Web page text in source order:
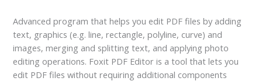
Advanced program that helps you edit PDF files by adding
text, graphics (e.g. line, rectangle, polyline, curve) and
images, merging and splitting text, and applying photo
editing operations. Foxit PDF Editor is a tool that lets you
edit PDF files without requiring additional components